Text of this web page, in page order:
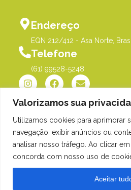
Valorizamos sua
Utilizamos cookies para aprimorar
navegação, exibir anúncios ou
analisar nosso tráfego. Ao clicar em
concorda com nosso uso de
Aceitar
Endereço
EQN 212/412 - Asa Norte,
Telefone
(61) 99528-5248
©Me Põe na História |
Orgulhosamente desenvolvido
por Gim Digital